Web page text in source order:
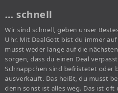
… schnell
Wir sind schnell, geben unser
Uhr. Mit DealGott bist du immer
musst weder lange auf die
sorgen, dass du einen Deal
Schnäppchen sind befristetet oder
ausverkauft. Das heißt, du musst
denn sonst ist alles weg. Das ist oft